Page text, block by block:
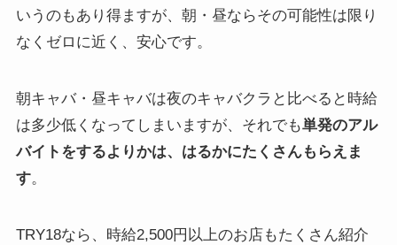
いうのもあり得ますが、朝・昼ならその可能性は限り
なくゼロに近く、安心です。
朝キャバ・昼キャバは夜のキャバクラと比べると時給
は多少低くなってしまいますが、それでも単発のアル
バイトをするよりかは、はるかにたくさんもらえま
す。
TRY18なら、 時給2,500円以上のお店もたくさん紹介